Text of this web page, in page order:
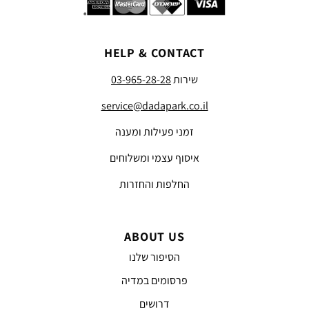
HELP & CONTACT
שירות03-965-28-28
service@dadapark.co.il
זמני פעילות ומענה
איסוף עצמי ומשלוחים
החלפות והחזרות
ABOUT US
הסיפור שלנו
פרסומים במדיה
דרושים